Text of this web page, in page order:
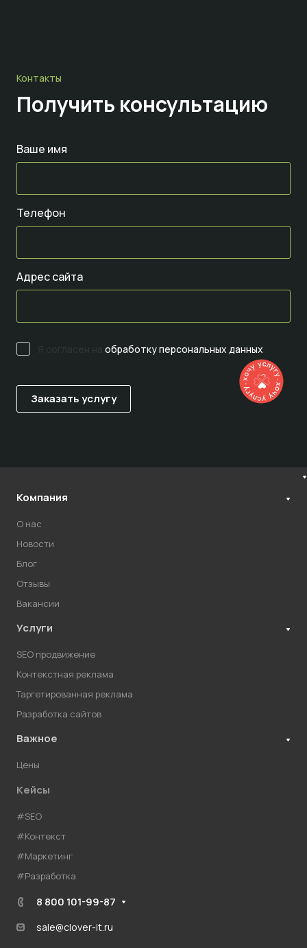
Контакты
Получить консультацию
Ваше имя
Телефон
Адрес сайта
Я согласен на обработку персональных данных
Компания
О нас
Новости
Блог
Отзывы
Вакансии
Услуги
SEO продвижение
Контекстная реклама
Таргетированная реклама
Разработка сайтов
Важное
Цены
Кейсы
#SEO
#Контекст
#Маркетинг
#Разработка
8 800 101-99-87
sale@clover-it.ru